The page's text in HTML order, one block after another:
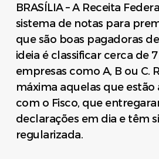
BRASÍLIA – A Receita
sistema de notas para
que são boas pagadoras
ideia é classificar cerca de
empresas como A, B ou C.
máxima aquelas que
com o Fisco, que
declarações em dia e têm
regularizada.